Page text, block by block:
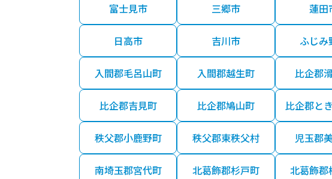
富士見市 三郷市 蓮田
日高市 吉川市 ふじみ
入間郡毛呂山町 入間郡越生町 比企郡
比企郡吉見町 比企郡鳩山町 比企郡と
秩父郡小鹿野町 秩父郡東秩父村 児玉郡
南埼玉郡宮代町 北葛飾郡杉戸町 北葛飾郡